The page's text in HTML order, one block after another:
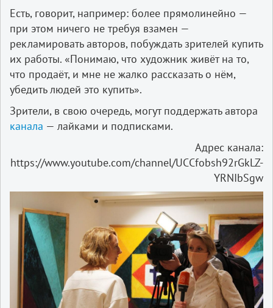
Есть, говорит, например: более прямолинейно —
при этом ничего не требуя взамен —
рекламировать авторов, побуждать зрителей купить
их работы. «Понимаю, что художник живёт на то,
что продаёт, и мне не жалко рассказать о нём,
убедить людей это купить».
Зрители, в свою очередь, могут поддержать автора
канала — лайками и подписками.
Адрес канала:
https://www.youtube.com/channel/UCCfobsh92rGkLZ-
YRNIbSgw